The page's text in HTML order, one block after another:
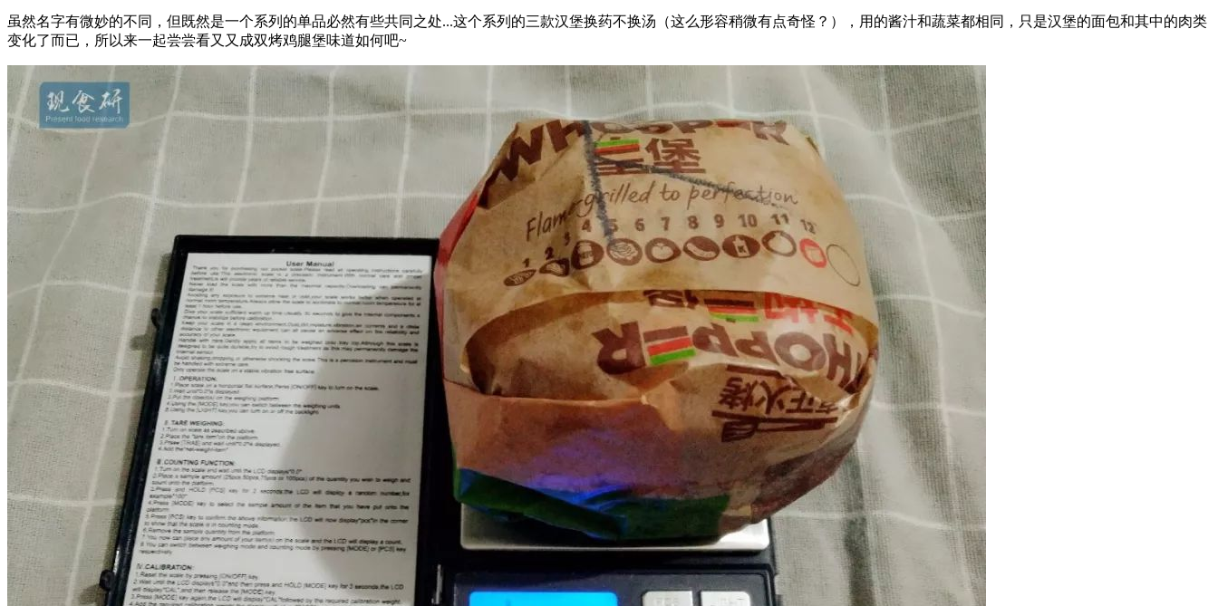
虽然名字有微妙的不同，但既然是一个系列的单品必然有些共同之处...这个系列的三款汉堡换药不换汤（这么形容稍微有点奇怪？），用的酱汁和蔬菜都相同，只是汉堡的面包和其中的肉类
变化了而已，所以来一起尝尝看又又成双烤鸡腿堡味道如何吧~